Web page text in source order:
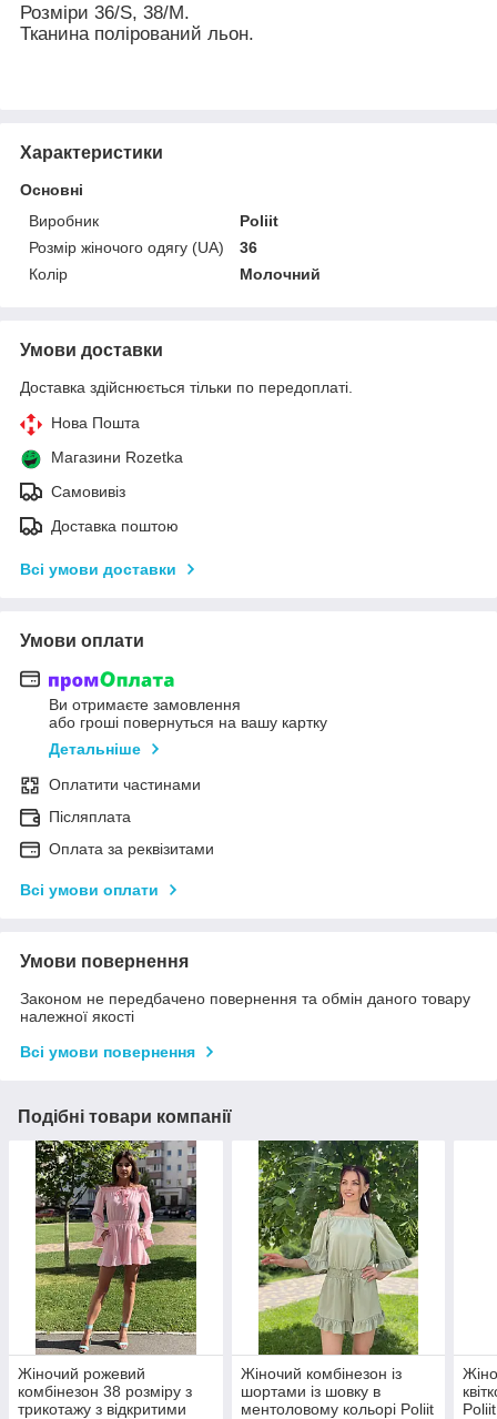
Розміри 36/S, 38/M.
Тканина полірований льон.
Характеристики
Основні
Виробник
Poliit
Розмір жіночого одягу (UA)
36
Колір
Молочний
Умови доставки
Доставка здійснюється тільки по передоплаті.
Нова Пошта
Магазини Rozetka
Самовивіз
Доставка поштою
Всі умови доставки
Умови оплати
Ви отримаєте замовлення
або гроші повернуться на вашу картку
Детальніше
Оплатити частинами
Післяплата
Оплата за реквізитами
Всі умови оплати
Умови повернення
Законом не передбачено повернення та обмін даного товару
належної якості
Всі умови повернення
Подібні товари компанії
Жіночий рожевий
комбінезон 38 розміру з
трикотажу з відкритими
Жіночий комбінезон із
шортами із шовку в
ментоловому кольорі Poliit